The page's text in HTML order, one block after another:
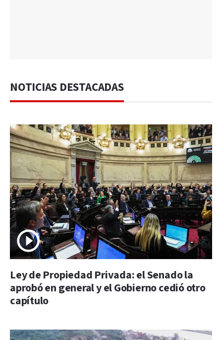
NOTICIAS DESTACADAS
Ley de Propiedad Privada: el Senado la
aprobó en general y el Gobierno cedió otro
capítulo